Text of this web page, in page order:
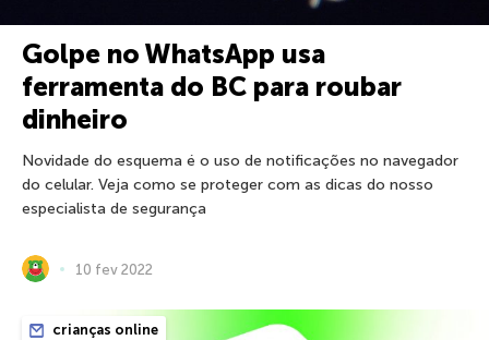
Golpe no WhatsApp usa
ferramenta do BC para roubar
dinheiro
Novidade do esquema é o uso de notificações no navegador
do celular. Veja como se proteger com as dicas do nosso
especialista de segurança
10 fev 2022
crianças online